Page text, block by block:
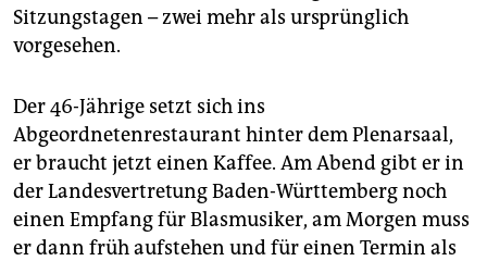
Sitzungstagen – zwei mehr als ursprünglich
vorgesehen.
Der 46-Jährige setzt sich ins
Abgeordnetenrestaurant hinter dem Plenarsaal,
er braucht jetzt einen Kaffee. Am Abend gibt er in
der Landesvertretung Baden-Württemberg noch
einen Empfang für Blasmusiker, am Morgen muss
er dann früh aufstehen und für einen Termin als